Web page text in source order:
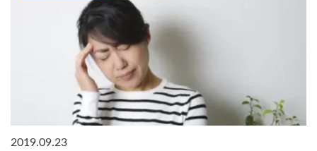
2019.09.23